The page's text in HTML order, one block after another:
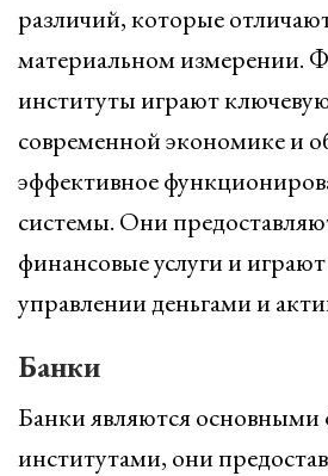
различий, которые
материальном измерении.
институты играют
современной экономике и
эффективное
системы. Они
финансовые услуги и
управлении деньгами и
Банки
Банки являются
институтами, они